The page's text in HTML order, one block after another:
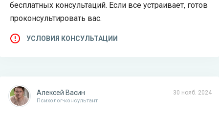
бесплатных консультаций. Если все устраивает, готов
проконсультировать вас.
УСЛОВИЯ КОНСУЛЬТАЦИИ
30 нояб. 2024
Алексей Васин
Психолог-консультант